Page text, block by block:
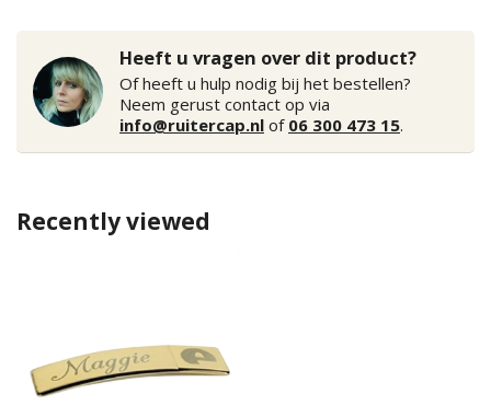
Heeft u vragen over dit product?
Of heeft u hulp nodig bij het bestellen?
Neem gerust contact op via
info@ruitercap.nl of 06 300 473 15.
Recently viewed